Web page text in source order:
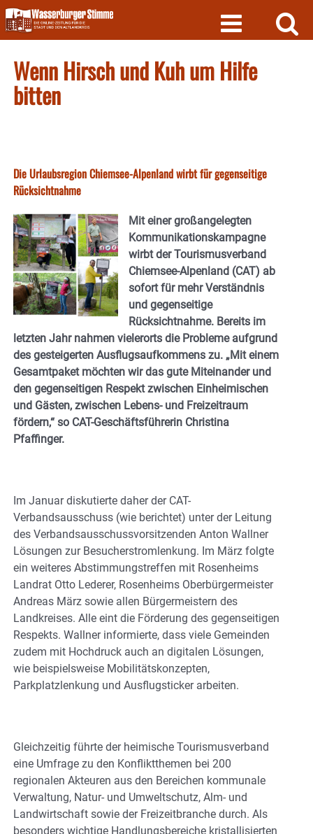
Skip
to
content
Wenn Hirsch und Kuh um Hilfe
bitten
Die Urlaubsregion Chiemsee-Alpenland wirbt für gegenseitige
Rücksichtnahme
Mit einer großangelegten
Kommunikationskampagne
wirbt der Tourismusverband
Chiemsee-Alpenland (CAT) ab
sofort für mehr Verständnis
und gegenseitige
Rücksichtnahme. Bereits im
letzten Jahr nahmen vielerorts die Probleme aufgrund
des gesteigerten Ausflugsaufkommens zu. „Mit einem
Gesamtpaket möchten wir das gute Miteinander und
den gegenseitigen Respekt zwischen Einheimischen
und Gästen, zwischen Lebens- und Freizeitraum
fördern,“ so CAT-Geschäftsführerin Christina
Pfaffinger.
Im Januar diskutierte daher der CAT-
Verbandsausschuss (wie berichtet) unter der Leitung
des Verbandsausschussvorsitzenden Anton Wallner
Lösungen zur Besucherstromlenkung. Im März folgte
ein weiteres Abstimmungstreffen mit Rosenheims
Landrat Otto Lederer, Rosenheims Oberbürgermeister
Andreas März sowie allen Bürgermeistern des
Landkreises. Alle eint die Förderung des gegenseitigen
Respekts. Wallner informierte, dass viele Gemeinden
zudem mit Hochdruck auch an digitalen Lösungen,
wie beispielsweise Mobilitätskonzepten,
Parkplatzlenkung und Ausflugsticker arbeiten.
Gleichzeitig führte der heimische Tourismusverband
eine Umfrage zu den Konfliktthemen bei 200
regionalen Akteuren aus den Bereichen kommunale
Verwaltung, Natur- und Umweltschutz, Alm- und
Landwirtschaft sowie der Freizeitbranche durch. Als
besonders wichtige Handlungsbereiche kristallisierten